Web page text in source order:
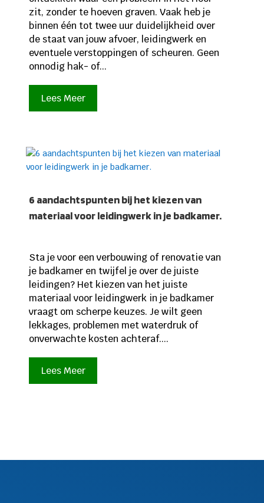
zit, zonder te hoeven graven. Vaak heb je
binnen één tot twee uur duidelijkheid over
de staat van jouw afvoer, leidingwerk en
eventuele verstoppingen of scheuren. Geen
onnodig hak- of...
Lees Meer
6 aandachtspunten bij het kiezen van
materiaal voor leidingwerk in je badkamer.
Sta je voor een verbouwing of renovatie van
je badkamer en twijfel je over de juiste
leidingen? Het kiezen van het juiste
materiaal voor leidingwerk in je badkamer
vraagt om scherpe keuzes. Je wilt geen
lekkages, problemen met waterdruk of
onverwachte kosten achteraf....
Lees Meer